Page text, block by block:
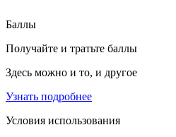
Баллы
Получайте и тратьте баллы
Здесь можно и то, и другое
Узнать подробнее
Условия использования